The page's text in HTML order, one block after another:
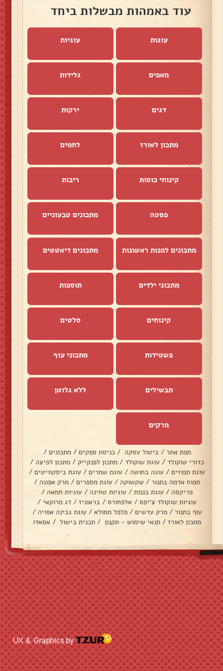
עוד באמהות מבשלות ביחד
עוגות עוגיות
מאפים גלידות
דגים ירקות
מתכון לאורז לחמים
קינוחי כוסות ריבות
פסטה מתכונים טבעוניים
מתכונים למנות ראשונות מתכונים דיאטטים
מתכוני ילדים תוספות
קינוחים סלטים
פשטידות מתכוני עוף
תבשילים ללא גלוטן
מרקים
מפת אתר / ביטול עסקה / כניסת ספקים / מתכונים /
כדורי שוקולד / עוגת שוקולד / מתכון לפנקייק / מתכון לפיצה /
עוגת תפוזים / עוגה בחושה / עוגת שמרים / עוגת ביסקוויטים /
תפוח אדמה בתנור / שקשוקה / עוגת מספרים / מרק אפונה /
פריקסה / עוגת בננות / עוגיות טחינה / עוגיות חמאה /
עוגיות שוקולד צ׳יפס / אלפחורס / בראוניז / דג מרוקאי /
עוף בתנור / מרק עדשים / פלפל ממולא / עוגת גבינה אפויה /
מתכון לאורז / תנאי שימוש - תקנון / תכנית בישול / אסאדו